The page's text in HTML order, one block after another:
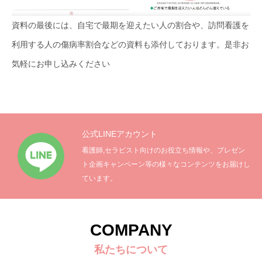
採用情報
会社説明会 / 資料ダウンロードについて
資料の最後には、自宅で最期を迎えたい人の割合や、訪問看護を
利用する人の傷病率割合などの資料も添付しております。是非お
気軽にお申し込みください
公式LINEアカウント
看護師,セラピスト向けのお役立ち情報や、プレゼン
ト企画キャンペーン等の様々なコンテンツをお届けし
ています。
COMPANY
私たちについて